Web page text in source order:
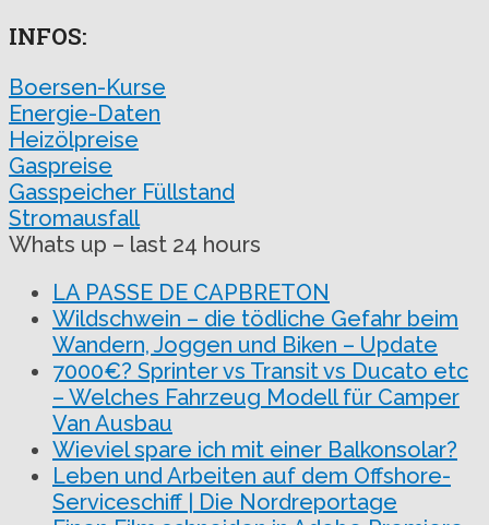
INFOS:
Boersen-Kurse
Energie-Daten
Heizölpreise
Gaspreise
Gasspeicher Füllstand
Stromausfall
Whats up – last 24 hours
LA PASSE DE CAPBRETON
Wildschwein – die tödliche Gefahr beim
Wandern, Joggen und Biken – Update
7000€? Sprinter vs Transit vs Ducato etc
– Welches Fahrzeug Modell für Camper
Van Ausbau
Wieviel spare ich mit einer Balkonsolar?
Leben und Arbeiten auf dem Offshore-
Serviceschiff | Die Nordreportage